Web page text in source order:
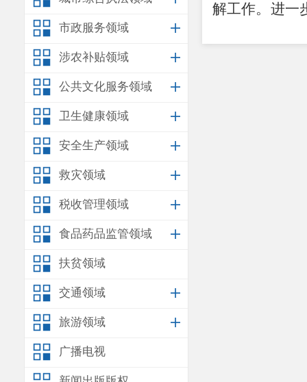
市政服务领域
涉农补贴领域
公共文化服务领域
卫生健康领域
安全生产领域
救灾领域
税收管理领域
食品药品监管领域
扶贫领域
交通领域
旅游领域
广播电视
解工作。 进一